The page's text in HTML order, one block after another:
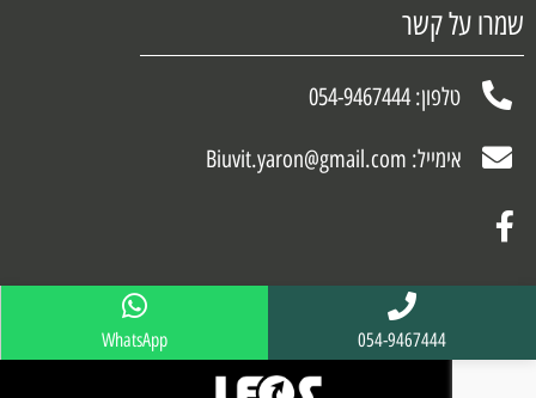
שמרו על קשר
טלפון: 054-9467444
אימייל: Biuvit.yaron@gmail.com
054-9467444
WhatsApp